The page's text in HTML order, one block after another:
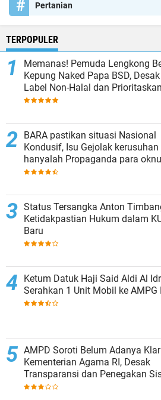
Pertanian
TERPOPULER
Memanas! Pemuda Lengkong
Kepung Naked Papa BSD,
Label Non-Halal dan
Lokal
BARA pastikan situasi Nasional
Kondusif, Isu Gejolak kerusuhan
hanyalah Propaganda para
tidak cinta NKRI!!!
Status Tersangka Anton
Ketidakpastian Hukum dalam
Baru
Ketum Datuk Haji Said Aldi Al
Serahkan 1 Unit Mobil ke AMPG
AMPD Soroti Belum Adanya
Kementerian Agama RI, Desak
Transparansi dan Penegakan
Merit dalam Pengisian Jabatan